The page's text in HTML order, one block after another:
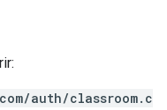
auth/classroom.c